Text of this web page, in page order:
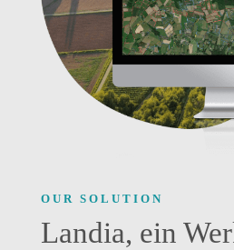
OUR SOLUTION
Landia, ein